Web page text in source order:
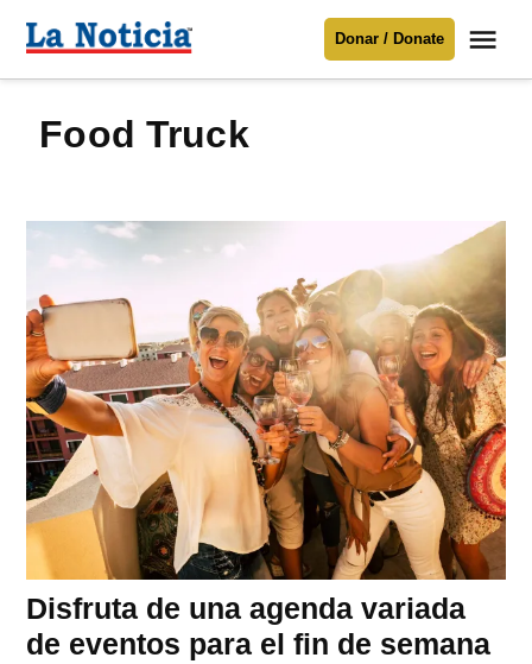
Para mantenerte informado necesitamos
contenido
Noticia
Donar / Donate
Food Truck
Disfruta de una agenda variada
de eventos para el fin de semana